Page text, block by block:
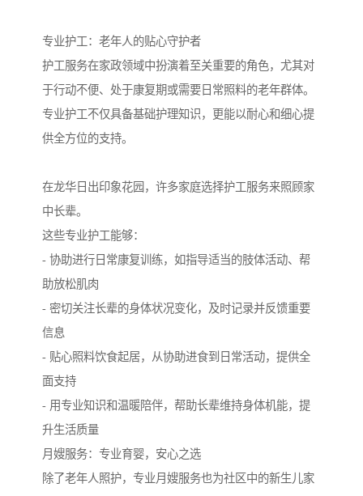
专业护工：老年人的贴心守护者
护工服务在家政领域中扮演着至关重要的角色，尤其对
于行动不便、处于康复期或需要日常照料的老年群体。
专业护工不仅具备基础护理知识，更能以耐心和细心提
供全方位的支持。
在龙华日出印象花园，许多家庭选择护工服务来照顾家
中长辈。
这些专业护工能够：
- 协助进行日常康复训练，如指导适当的肢体活动、帮
助放松肌肉
- 密切关注长辈的身体状况变化，及时记录并反馈重要
信息
- 贴心照料饮食起居，从协助进食到日常活动，提供全
面支持
- 用专业知识和温暖陪伴，帮助长辈维持身体机能，提
升生活质量
月嫂服务：专业育婴，安心之选
除了老年人照护，专业月嫂服务也为社区中的新生儿家